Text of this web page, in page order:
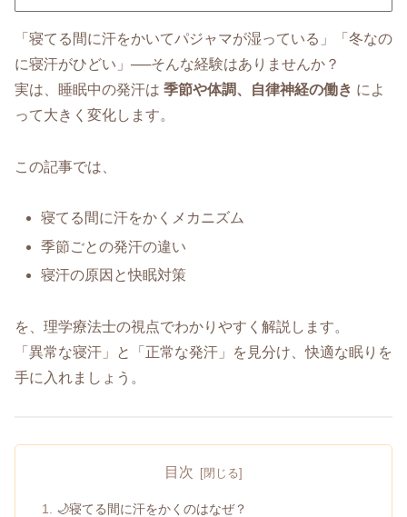
「寝てる間に汗をかいてパジャマが湿っている」「冬なの
に寝汗がひどい」──そんな経験はありませんか？
実は、睡眠中の発汗は 季節や体調、自律神経の働き によ
って大きく変化します。
この記事では、
寝てる間に汗をかくメカニズム
季節ごとの発汗の違い
寝汗の原因と快眠対策
を、理学療法士の視点でわかりやすく解説します。
「異常な寝汗」と「正常な発汗」を見分け、快適な眠りを
手に入れましょう。
目次
🌙寝てる間に汗をかくのはなぜ？